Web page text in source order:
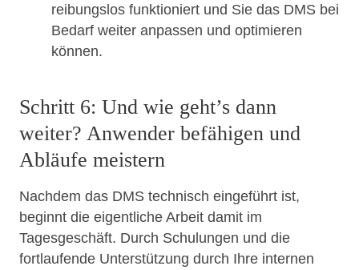
reibungslos funktioniert und Sie das DMS bei
Bedarf weiter anpassen und optimieren
können.
Schritt 6: Und wie geht’s dann
weiter? Anwender befähigen und
Abläufe meistern
Nachdem das DMS technisch eingeführt ist,
beginnt die eigentliche Arbeit damit im
Tagesgeschäft. Durch Schulungen und die
fortlaufende Unterstützung durch Ihre internen